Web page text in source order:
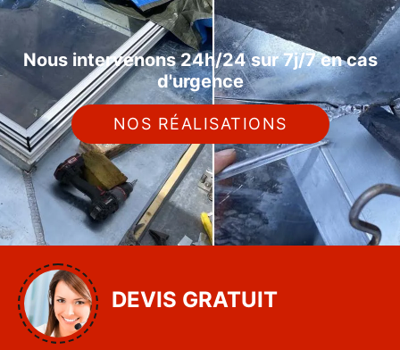
Nous intervenons 24h/24 sur 7j/7 en cas
d'urgence
NOS RÉALISATIONS
DEVIS GRATUIT